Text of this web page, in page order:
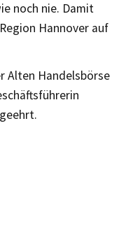
noch nie. Damit
Hannover auf
Alten Handelsbörse